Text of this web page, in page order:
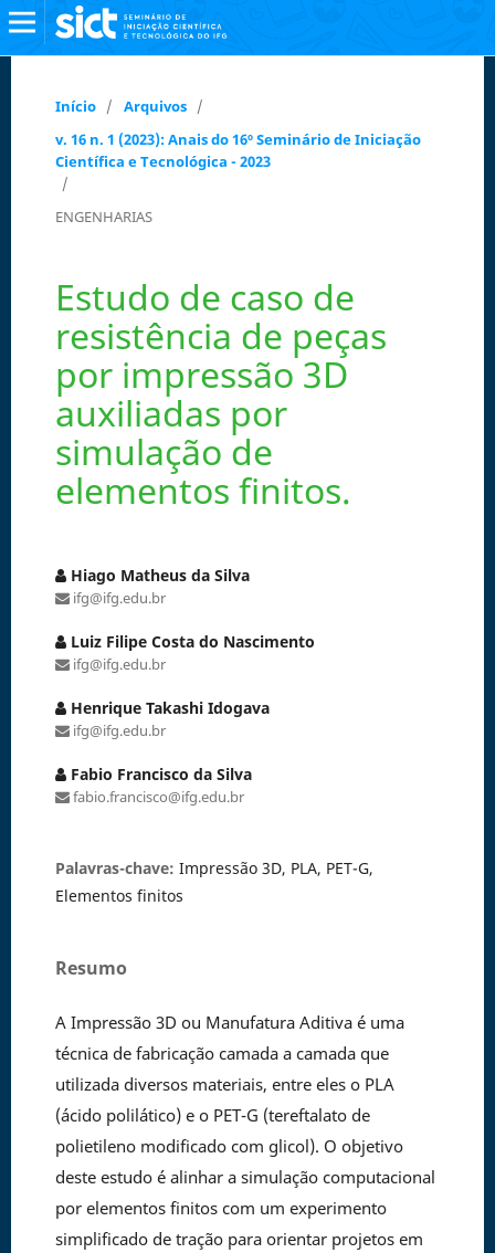
Início / Arquivos /
v. 16 n. 1 (2023): Anais do 16º Seminário de Iniciação
Científica e Tecnológica - 2023
/
ENGENHARIAS
Estudo de caso de
resistência de peças
por impressão 3D
auxiliadas por
simulação de
elementos finitos.
Hiago Matheus da Silva
ifg@ifg.edu.br
Luiz Filipe Costa do Nascimento
ifg@ifg.edu.br
Henrique Takashi Idogava
ifg@ifg.edu.br
Fabio Francisco da Silva
fabio.francisco@ifg.edu.br
Palavras-chave: Impressão 3D, PLA, PET-G,
Elementos finitos
Resumo
A Impressão 3D ou Manufatura Aditiva é uma
técnica de fabricação camada a camada que
utilizada diversos materiais, entre eles o PLA
(ácido polilático) e o PET-G (tereftalato de
polietileno modificado com glicol). O objetivo
deste estudo é alinhar a simulação computacional
por elementos finitos com um experimento
simplificado de tração para orientar projetos em